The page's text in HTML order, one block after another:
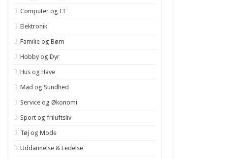
Computer og IT
Elektronik
Familie og Børn
Hobby og Dyr
Hus og Have
Mad og Sundhed
Service og Økonomi
Sport og friluftsliv
Tøj og Mode
Uddannelse & Ledelse